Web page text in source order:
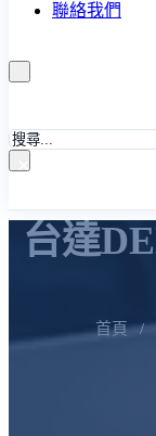
聯絡我們
搜
×
台達
首頁 /